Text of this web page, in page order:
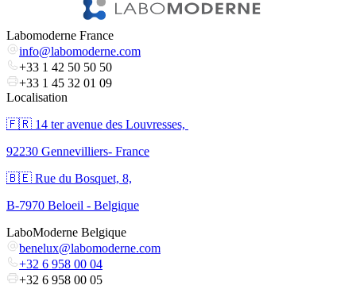
Labomoderne France
info@labomoderne.com
+33 1 42 50 50 50
+33 1 45 32 01 09
Localisation
🇫🇷 ​14 ter avenue des Louvresses,
92230 Gennevilliers- France
🇧🇪 Rue du Bosquet, 8,
B-7970 Beloeil - Belgique
LaboModerne Belgique
benelux@labomoderne.com
+32 6 958 00 04
+32 6 958 00 05